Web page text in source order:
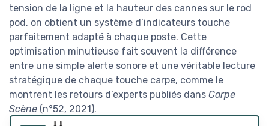
tension de la ligne et la hauteur des cannes sur le rod
pod, on obtient un système d’indicateurs touche
parfaitement adapté à chaque poste. Cette
optimisation minutieuse fait souvent la différence
entre une simple alerte sonore et une véritable lecture
stratégique de chaque touche carpe, comme le
montrent les retours d’experts publiés dans Carpe
Scène (n°52, 2021).